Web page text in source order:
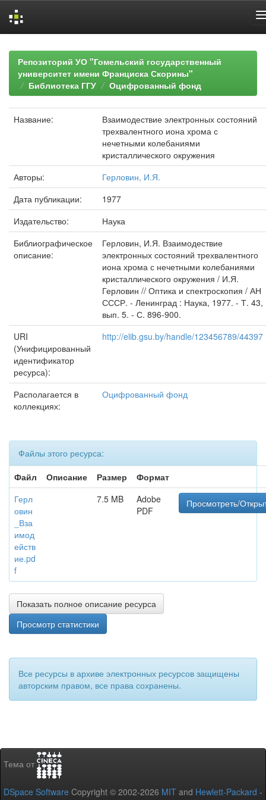
navigationРепозиторий УО "Гомельский государственный
университет имени Франциска Скорины"
Библиотека ГГУ
Оцифрованный фонд
Название:
Взаимодествие электронных состояний
трехвалентного иона хрома с
нечетными колебаниями
кристаллического окружения
Авторы:
Герловин, И.Я.
Дата публикации:
1977
Издательство:
Наука
Библиографическое
описание:
Герловин, И.Я. Взаимодествие
электронных состояний трехвалентного
иона хрома с нечетными колебаниями
кристаллического окружения / И.Я.
Герловин // Оптика и спектроскопия / АН
СССР. - Ленинград : Наука, 1977. - Т. 43,
вып. 5. - С. 896-900.
URI
(Унифицированный
идентификатор
ресурса):
http://elib.gsu.by/handle/123456789/44397
Располагается в
коллекциях:
Оцифрованный фонд
Файлы этого ресурса:
Файл
Описание Размер
Формат
Герл
овин
_Вза
имод
ейств
ие.pd
f
7.5 MB
Adobe
PDF
Просмотреть/
Показать полное описание ресурса
Просмотр статистики
Все ресурсы в архиве электронных ресурсов защищены
авторским правом, все права сохранены.
Тема от
DSpace Software Copyright © 2002-2026 MIT and Hewlett-Packard -